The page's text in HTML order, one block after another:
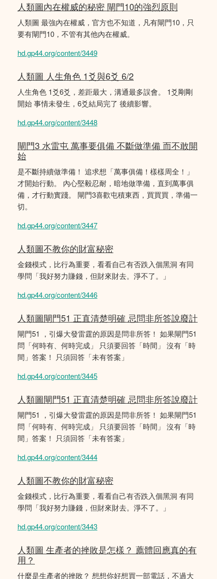
人類圖內在權威的秘密 閘門10的強烈原則
人類圖 最強內在權威，官方也不知道，凡有閘門10，只
要有閘門10，不管有其他內在權威。
hd.gp44.org/content/3449
人類圖 人生角色 1爻與6爻 6/2
人生角色 1爻6爻，差距最大，溝通最多誤會。 1爻剛剛
開始 事情未發生，6爻結局完了 後續影響。
hd.gp44.org/content/3448
閘門3 水雷屯 萬事要俱備 不斷做準備 而不敢開
始
是不斷持續做準備！ 追求想「萬事俱備！樣樣周全！」
才開始行動。 內心堅毅忍耐，暗地做準備，直到萬事俱
備，才行動實踐。 閘門3喜歡屯積東西，買買買，準備一
切。
hd.gp44.org/content/3447
人類圖不教你的財富秘密
金錢模式，比行為重要，看看自己有否跌入個黑洞 有同
學問「我好努力賺錢，但財來財去。淨不了。」
hd.gp44.org/content/3446
人類圖閘門51 正直清楚明確 忌問非所答說廢計
閘門51 ，引爆大發雷霆的原因是問非所答！ 如果閘門51
問「何時有、何時完成」 只須要回答「時間」 沒有「時
間」答案！ 只須回答「未有答案」
hd.gp44.org/content/3445
人類圖閘門51 正直清楚明確 忌問非所答說廢計
閘門51 ，引爆大發雷霆的原因是問非所答！ 如果閘門51
問「何時有、何時完成」 只須要回答「時間」 沒有「時
間」答案！ 只須回答「未有答案」
hd.gp44.org/content/3444
人類圖不教你的財富秘密
金錢模式，比行為重要，看看自己有否跌入個黑洞 有同
學問「我好努力賺錢，但財來財去。淨不了。」
hd.gp44.org/content/3443
人類圖 生產者的挫敗是怎樣？ 薦體回應真的有
用？
什麼是生產者的挫敗？ 想想你好想買一部電話，不過大